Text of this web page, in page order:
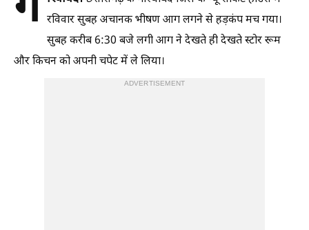
रविवार सुबह अचानक भीषण आग लगने से हड़कंप मच गया।
सुबह करीब 6:30 बजे लगी आग ने देखते ही देखते स्टोर रूम
और किचन को अपनी चपेट में ले लिया।
ADVERTISEMENT